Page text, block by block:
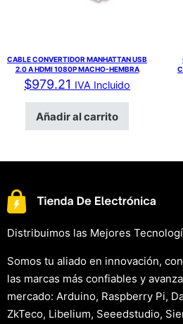
CABLE CONVERTIDOR MANHATTAN USB
2.0 A HDMI 1080P MACHO-HEMBRA
$979.21 IVA Incluido
Añadir al carrito
Distribuimos las Mejores
Somos tu aliado en innovación,
las marcas más confiables y
mercado: Arduino, Raspberry Pi,
ZkTeco, Libelium, Seeedstudio,